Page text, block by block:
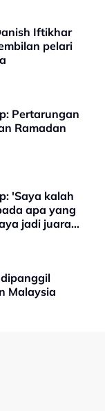
Iftikhar
pelari
Pertarungan
Ramadan
'Saya kalah
apa yang
jadi juara
Malaysia